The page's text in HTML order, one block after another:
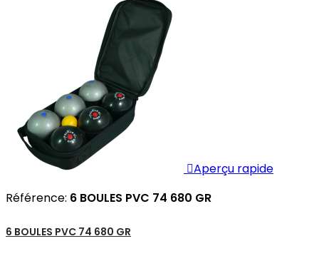
Aperçu rapide
Référence: 6 BOULES PVC 74 680 GR
6 BOULES PVC 74 680 GR